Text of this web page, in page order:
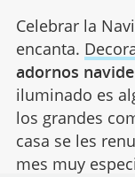
Celebrar la
encanta.
adornos
iluminado es
los grandes
casa se les
mes muy